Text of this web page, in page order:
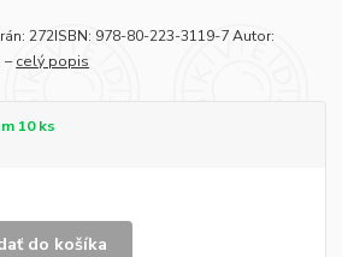
272ISBN: 978-80-223-3119-7 Autor:
–celý popis
10 ks
do košíka